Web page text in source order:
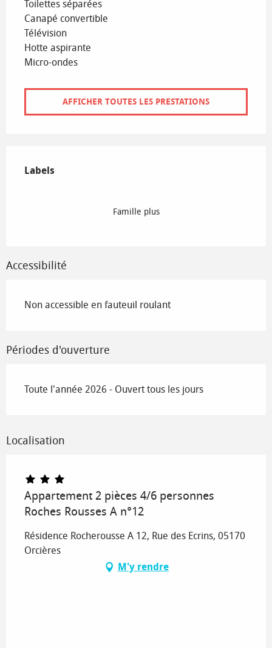
Toilettes séparées
Canapé convertible
Télévision
Hotte aspirante
Micro-ondes
AFFICHER TOUTES LES PRESTATIONS
Labels
Labels
Famille plus
Accessibilité
Non accessible en fauteuil roulant
Périodes d'ouverture
Toute l'année 2026 - Ouvert tous les jours
Localisation
Appartement 2 pièces 4/6 personnes
Roches Rousses A n°12
Résidence Rocherousse A 12, Rue des Ecrins, 05170
Orcières
M'y rendre